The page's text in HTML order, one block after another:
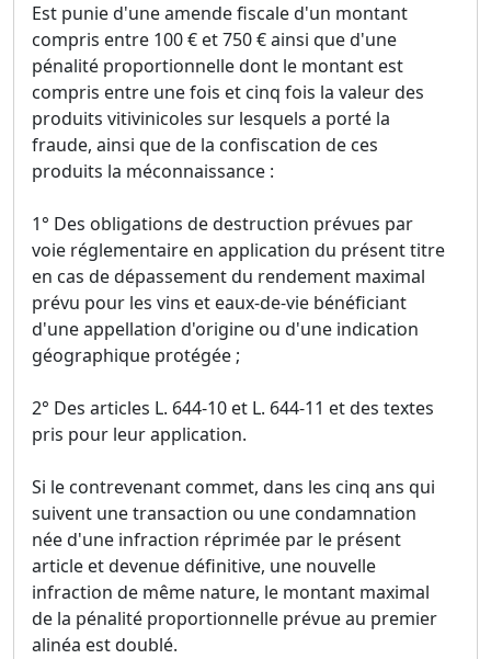
Est punie d'une amende fiscale d'un montant
compris entre 100 € et 750 € ainsi que d'une
pénalité proportionnelle dont le montant est
compris entre une fois et cinq fois la valeur des
produits vitivinicoles sur lesquels a porté la
fraude, ainsi que de la confiscation de ces
produits la méconnaissance :
1° Des obligations de destruction prévues par
voie réglementaire en application du présent titre
en cas de dépassement du rendement maximal
prévu pour les vins et eaux-de-vie bénéficiant
d'une appellation d'origine ou d'une indication
géographique protégée ;
2° Des articles L. 644-10 et L. 644-11 et des textes
pris pour leur application.
Si le contrevenant commet, dans les cinq ans qui
suivent une transaction ou une condamnation
née d'une infraction réprimée par le présent
article et devenue définitive, une nouvelle
infraction de même nature, le montant maximal
de la pénalité proportionnelle prévue au premier
alinéa est doublé.